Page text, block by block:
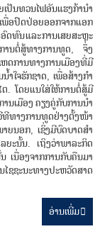
ປັນທວນໄຟອັນແຮງກ້ານໍາ
ປົດປ່ອຍອອກຈາກແອກ
ດທົນ ແລະ ການເສຍສະຫຼະ
ການຕໍ່ສູ້ທາງການທູດ, ຈຶ່ງ
ຫດການທາງການເມືອງທີ່ມີ
າໃຈຮັກຊາດ, ເພື່ອສ້າງກໍາ
. ໂດຍແນໃສ່ໃຫ້ການຕໍ່ສູ້ມີ
ເມືອງ ຄຽງຄູ່ກັບການນໍາ
ທີທາງການທູດຢ່າງຕັ້ງໜ້າ
າຍນອກ, ເຊິ່ງມີບົດບາດສໍາ
ຍະນັ້ນ. ເຖິງວ່າພາລະກິດ
ເນື່ອງຈາກການກັບຄືນມາ
ຊຊະນະທາງປະຫວັດສາດ
ອ່ານ​ເພີ່ມ